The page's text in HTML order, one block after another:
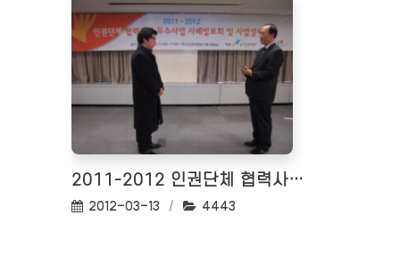
2011-2012 인권단체 협력사업 우수사업 사례발표회 및 사업설명회
작성일:
2012-03-13 조회수:
4443